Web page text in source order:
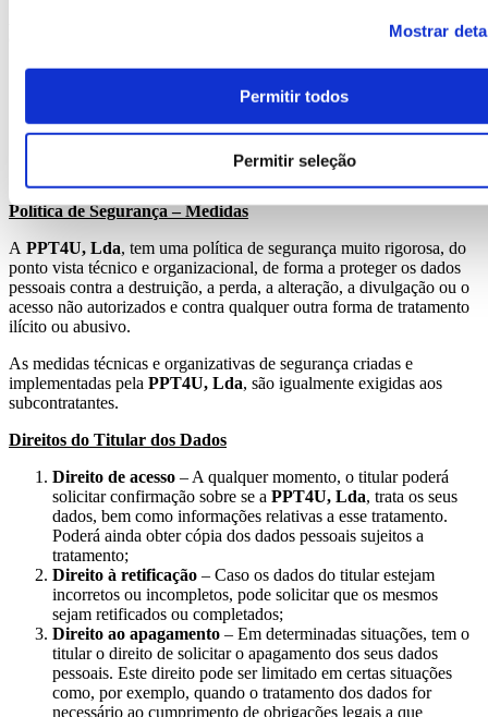
Mostrar
Permitir todos
Permitir seleção
Arquivo de fichas de colaborador, pela duração do contrato,
Faturação e gestão contabilística, pelo prazo de 10 anos;
Dados Pedagógicos, pelo período de existência legal da
Política de Segurança – Medidas
A PPT4U, Lda, tem uma política de segurança muito rigorosa, do
ponto vista técnico e organizacional, de forma a proteger os dados
pessoais contra a destruição, a perda, a alteração, a divulgação ou o
acesso não autorizados e contra qualquer outra forma de tratamento
ilícito ou abusivo.
As medidas técnicas e organizativas de segurança criadas e
implementadas pela PPT4U, Lda, são igualmente exigidas aos
subcontratantes.
Direitos do Titular dos Dados
Direito de acesso – A qualquer momento, o titular poderá
solicitar confirmação sobre se a PPT4U, Lda, trata os seus
dados, bem como informações relativas a esse tratamento.
Poderá ainda obter cópia dos dados pessoais sujeitos a
tratamento;
Direito à retificação – Caso os dados do titular estejam
incorretos ou incompletos, pode solicitar que os mesmos
sejam retificados ou completados;
Direito ao apagamento – Em determinadas situações, tem o
titular o direito de solicitar o apagamento dos seus dados
pessoais. Este direito pode ser limitado em certas situações
como, por exemplo, quando o tratamento dos dados for
necessário ao cumprimento de obrigações legais a que